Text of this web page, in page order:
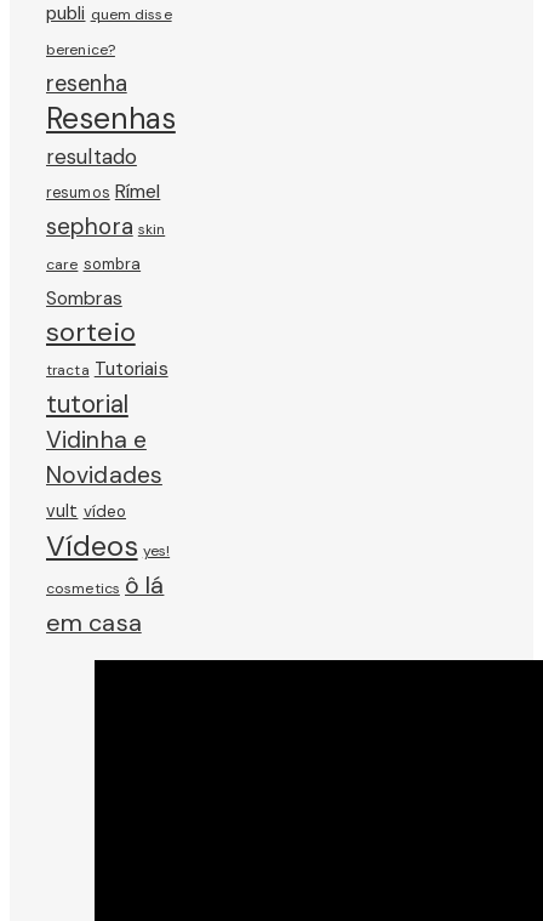
publi quem disse
berenice?
resenha
Resenhas
resultado
resumos Rímel
sephora skin
care sombra
Sombras
sorteio
tracta Tutoriais
tutorial
Vidinha e
Novidades
vult vídeo
Vídeos yes!
cosmetics ô lá
em casa